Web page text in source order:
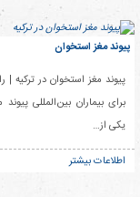
پیوند مغز استخوان
پیوند مغز استخوان در ترکیه |
برای بیماران بین‌المللی
یکی از…
اطلاعات بیشتر